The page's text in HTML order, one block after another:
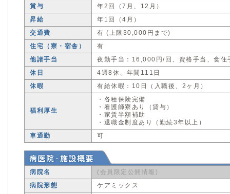
賞与
年2回（7月、12月）
昇給
年1回（4月）
交通費
有 (上限30,000円まで)
住宅（寮・宿舎）
有
他諸手当
夜勤手当：16,000円/回、資格手当、食住
休日
4週8休、年間111日
休暇
有給休暇：10日（入職後、2ヶ月）
福利厚生
・各種保険完備
・看護師寮あり（貸与）
・家賃半額補助
・退職金制度あり（勤続3年以上）
車通勤
可
病院名
(会員限定公開情報)
病院形態
ケアミックス